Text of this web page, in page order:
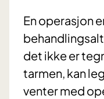
En operasjon
det ikke er
tarmen, kan
venter med